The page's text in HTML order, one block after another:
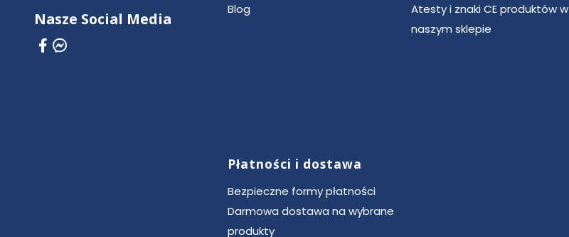
Nasze Social Media
Blog
Atesty i znaki CE produktów w
naszym sklepie
Płatności i dostawa
Bezpieczne formy płatności
Darmowa dostawa na wybrane
produkty